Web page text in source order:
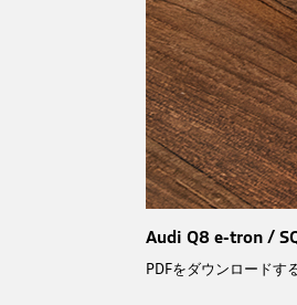
Audi Q8 e-tron /
PDFをダウンロードす